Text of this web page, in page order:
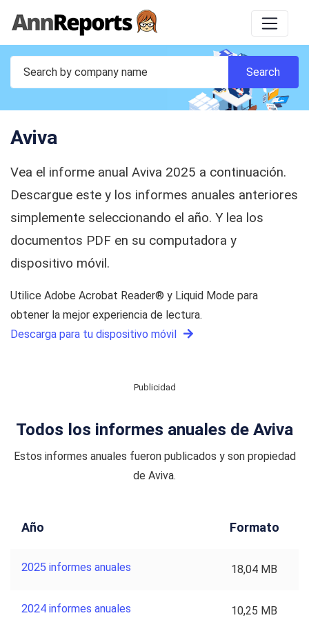
Aviva
Vea el informe anual Aviva 2025 a continuación.
Descargue este y los informes anuales anteriores
simplemente seleccionando el año. Y lea los
documentos PDF en su computadora y
dispositivo móvil.
Utilice Adobe Acrobat Reader® y Liquid Mode para
obtener la mejor experiencia de lectura.
Descarga para tu dispositivo móvil
Publicidad
Todos los informes anuales de Aviva
Estos informes anuales fueron publicados y son propiedad
de Aviva.
Año Formato
2025 informes anuales 18,04 MB
2024 informes anuales 10,25 MB